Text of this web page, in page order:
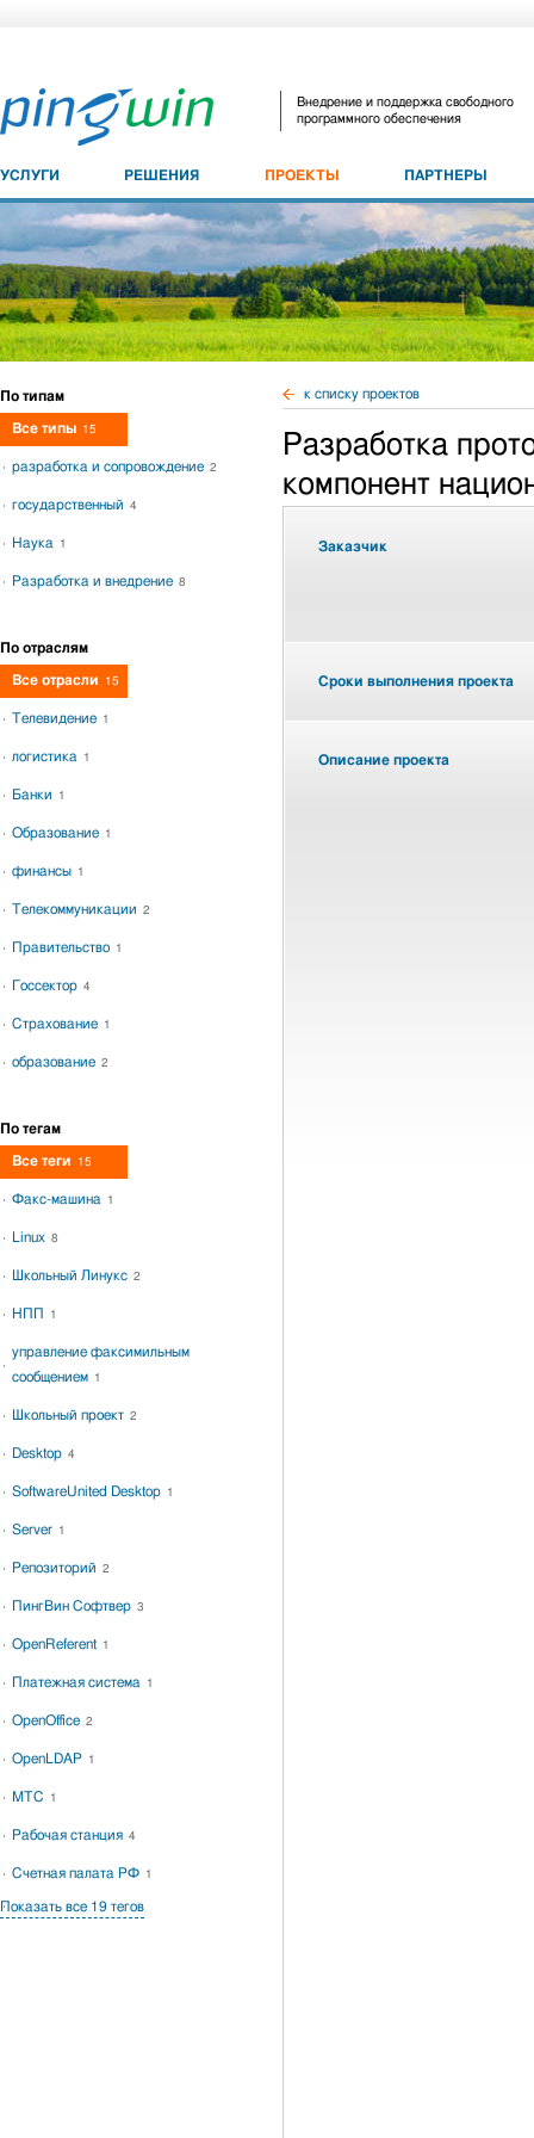
Внедрение и поддержка свободного
программного обеспечения
УСЛУГИ РЕШЕНИЯ ПРОЕКТЫ ПАРТНЕРЫ
к списку проектов
Разработка
компонент
Заказчик
Сроки выполнения проекта
Описание проекта
По типам
Все типы 15
разработка и сопровождение 2
государственный 4
Наука 1
Разработка и внедрение 8
По отраслям
Все отрасли 15
Телевидение 1
логистика 1
Банки 1
Образование 1
финансы 1
Телекоммуникации 2
Правительство 1
Госсектор 4
Страхование 1
образование 2
По тегам
Все теги 15
Факс-машина 1
Linux 8
Школьный Линукс 2
НПП 1
управление факсимильным
сообщением 1
Школьный проект 2
Desktop 4
SoftwareUnited Desktop 1
Server 1
Репозиторий 2
ПингВин Софтвер 3
OpenReferent 1
Платежная система 1
OpenOffice 2
OpenLDAP 1
МТС 1
Рабочая станция 4
Счетная палата РФ 1
Показать все 19 тегов